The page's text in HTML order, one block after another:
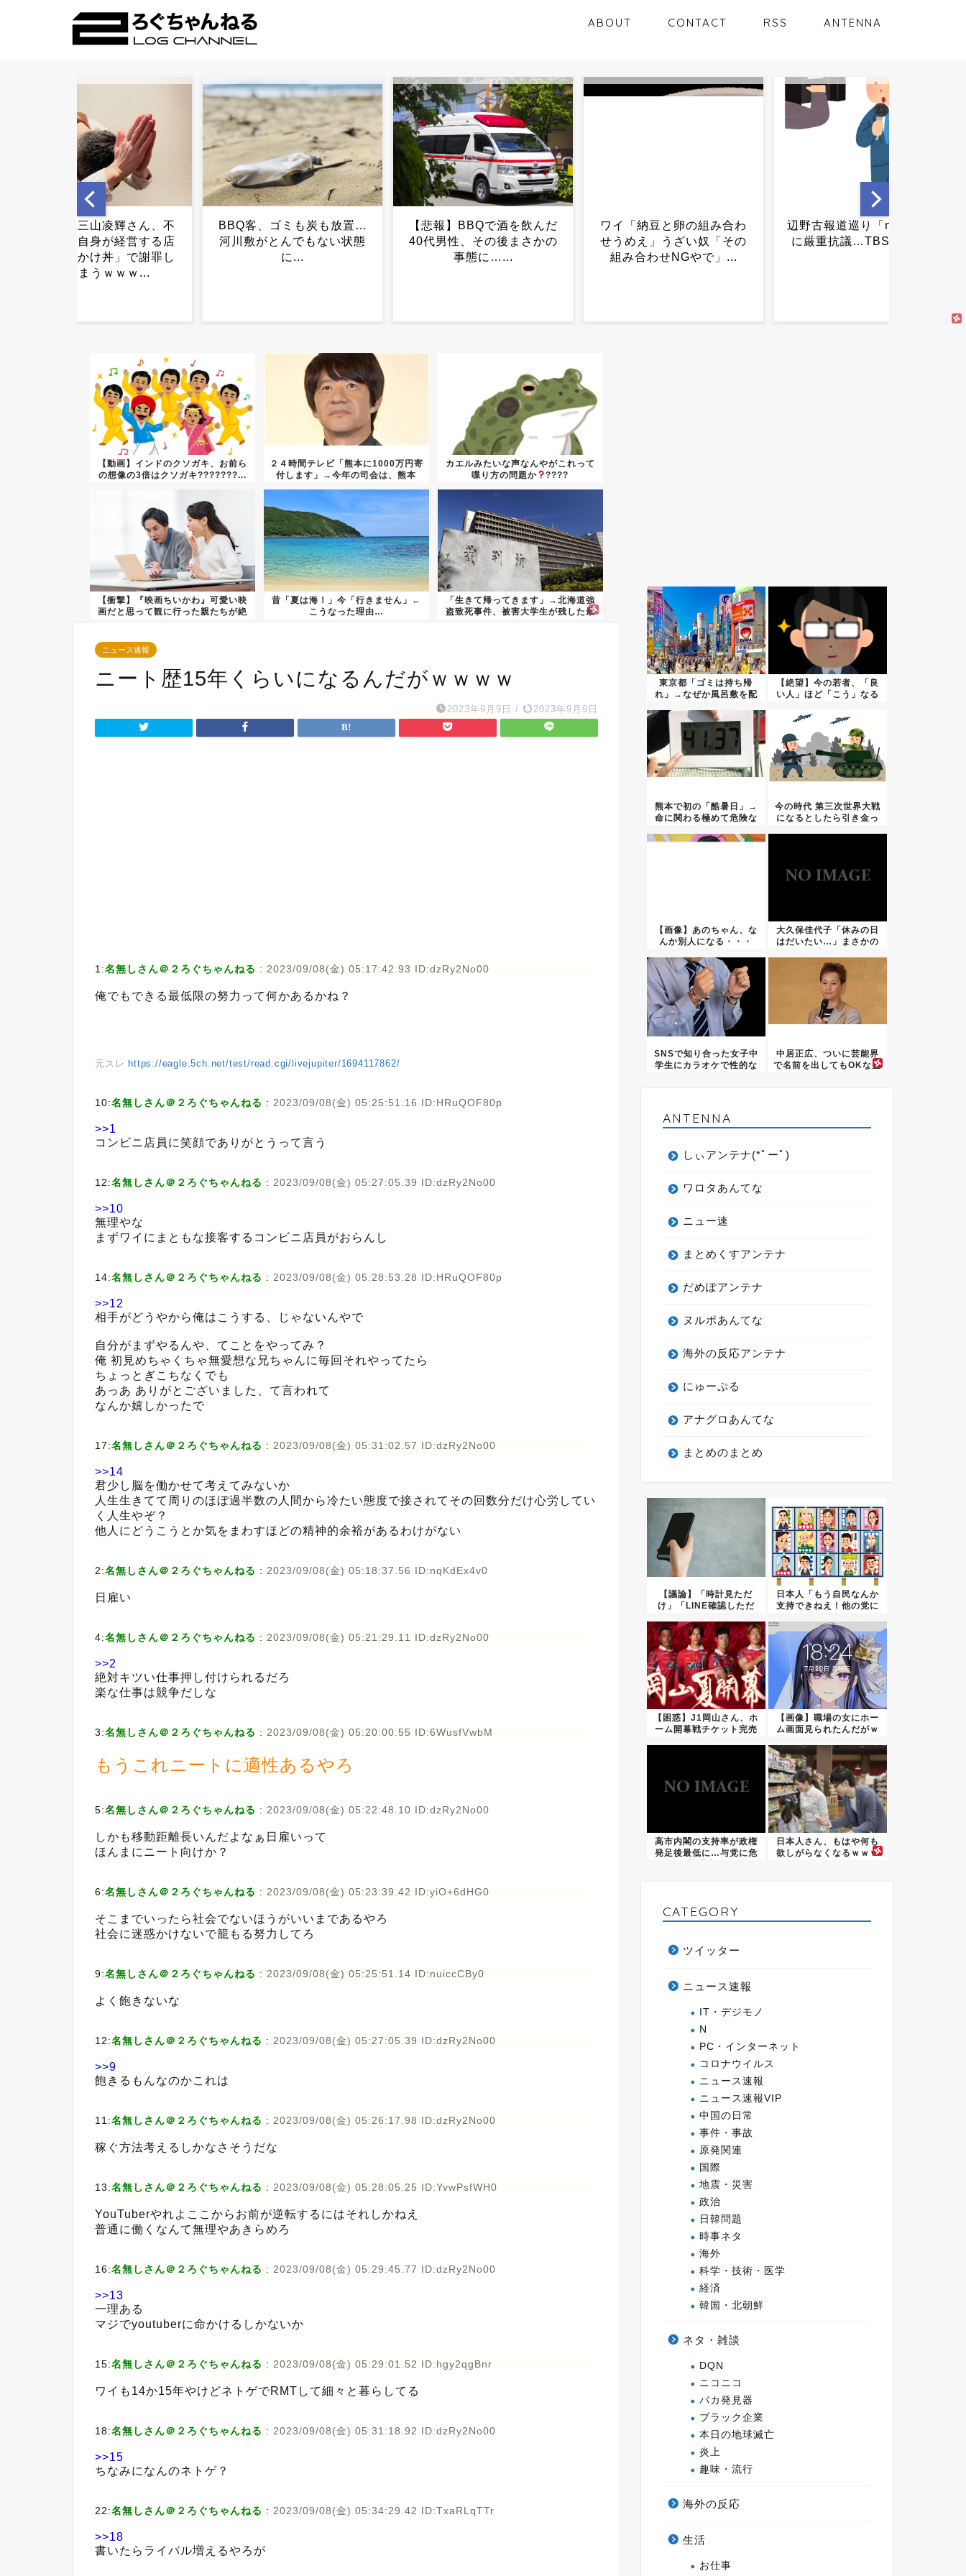
ABOUT CONTACT RSS ANTENNA
【悲報】BBQで酒を飲んだ
40代男性、その後まさかの
事態に…...
ワイ「納豆と卵の組み合わ
せうめえ」うざい奴「その
組み合わせNGやで」...
辺野古報道巡り「news23」
に厳重抗議…TBSが対応...
高市「２年後、私が責任を
持って戻す」党内「その頃
BBQ客、ゴミも炭も放置…
河川敷がとんでもない状態
に...
【動画】インドのクソガキ、お前ら
の想像の3倍はクソガキ???????...
２４時間テレビ「熊本に1000万円寄
付します」→今年の司会は、熊本
カエルみたいな声なんやがこれって
喋り方の問題か
????
【衝撃】『映画ちいかわ』可愛い映
画だと思って観に行った親たちが絶
昔「夏は海！」今「行きません」←
こうなった理由…
「生きて帰ってきます」→北海道強
盗致死事件、被害大学生が残した最
ニュース速報
ニート歴15年くらいになるんだがｗｗｗｗ
2023年9月9日 / 2023年9月9日
1:名無しさん＠２ろぐちゃんねる : 2023/09/08(金) 05:17:42.93 ID:dzRy2No00
俺でもできる最低限の努力って何かあるかね？
元スレ https://eagle.5ch.net/test/read.cgi/livejupiter/1694117862/
10:名無しさん＠２ろぐちゃんねる : 2023/09/08(金) 05:25:51.16 ID:HRuQOF80p
>>1
コンビニ店員に笑顔でありがとうって言う
12:名無しさん＠２ろぐちゃんねる : 2023/09/08(金) 05:27:05.39 ID:dzRy2No00
>>10
無理やな
まずワイにまともな接客するコンビニ店員がおらんし
14:名無しさん＠２ろぐちゃんねる : 2023/09/08(金) 05:28:53.28 ID:HRuQOF80p
>>12
相手がどうやから俺はこうする、じゃないんやで
自分がまずやるんや、てことをやってみ？
俺 初見めちゃくちゃ無愛想な兄ちゃんに毎回それやってたら
ちょっとぎこちなくでも
あっあ ありがとございました、て言われて
なんか嬉しかったで
17:名無しさん＠２ろぐちゃんねる : 2023/09/08(金) 05:31:02.57 ID:dzRy2No00
>>14
君少し脳を働かせて考えてみないか
人生生きてて周りのほぼ過半数の人間から冷たい態度で接されてその回数分だけ心労してい
く人生やぞ？
他人にどうこうとか気をまわすほどの精神的余裕があるわけがない
2:名無しさん＠２ろぐちゃんねる : 2023/09/08(金) 05:18:37.56 ID:nqKdEx4v0
日雇い
4:名無しさん＠２ろぐちゃんねる : 2023/09/08(金) 05:21:29.11 ID:dzRy2No00
>>2
絶対キツい仕事押し付けられるだろ
楽な仕事は競争だしな
3:名無しさん＠２ろぐちゃんねる : 2023/09/08(金) 05:20:00.55 ID:6WusfVwbM
もうこれニートに適性あるやろ
5:名無しさん＠２ろぐちゃんねる : 2023/09/08(金) 05:22:48.10 ID:dzRy2No00
しかも移動距離長いんだよなぁ日雇いって
ほんまにニート向けか？
6:名無しさん＠２ろぐちゃんねる : 2023/09/08(金) 05:23:39.42 ID:yiO+6dHG0
そこまでいったら社会でないほうがいいまであるやろ
社会に迷惑かけないで籠もる努力してろ
9:名無しさん＠２ろぐちゃんねる : 2023/09/08(金) 05:25:51.14 ID:nuiccCBy0
よく飽きないな
12:名無しさん＠２ろぐちゃんねる : 2023/09/08(金) 05:27:05.39 ID:dzRy2No00
>>9
飽きるもんなのかこれは
11:名無しさん＠２ろぐちゃんねる : 2023/09/08(金) 05:26:17.98 ID:dzRy2No00
稼ぐ方法考えるしかなさそうだな
13:名無しさん＠２ろぐちゃんねる : 2023/09/08(金) 05:28:05.25 ID:YvwPsfWH0
YouTuberやれよここからお前が逆転するにはそれしかねえ
普通に働くなんて無理やあきらめろ
16:名無しさん＠２ろぐちゃんねる : 2023/09/08(金) 05:29:45.77 ID:dzRy2No00
>>13
一理ある
マジでyoutuberに命かけるしかないか
15:名無しさん＠２ろぐちゃんねる : 2023/09/08(金) 05:29:01.52 ID:hgy2qgBnr
ワイも14か15年やけどネトゲでRMTして細々と暮らしてる
18:名無しさん＠２ろぐちゃんねる : 2023/09/08(金) 05:31:18.92 ID:dzRy2No00
>>15
ちなみになんのネトゲ？
22:名無しさん＠２ろぐちゃんねる : 2023/09/08(金) 05:34:29.42 ID:TxaRLqTTr
>>18
書いたらライバル増えるやろが
東京都「ゴミは持ち帰
れ」→なぜか風呂敷を配
【絶望】今の若者、「良
い人」ほど「こう」なる
熊本で初の「酷暑日」→
命に関わる極めて危険な
今の時代 第三次世界大戦
になるとしたら引き金っ
【画像】あのちゃん、な
んか別人になる・・・
大久保佳代子「休みの日
はだいたい…」まさかの
SNSで知り合った女子中
学生にカラオケで性的な
中居正広、ついに芸能界
で名前を出してもOKな空
ANTENNA
しぃアンテナ(*ﾟーﾟ)
ワロタあんてな
ニュー速
まとめくすアンテナ
だめぽアンテナ
ヌルポあんてな
海外の反応アンテナ
にゅーぷる
アナグロあんてな
まとめのまとめ
【議論】「時計見ただ
け」「LINE確認しただ
日本人「もう自民なんか
支持できねえ！他の党に
【困惑】J1岡山さん、ホ
ーム開幕戦チケット完売
【画像】職場の女にホー
ム画面見られたんだがｗ
高市内閣の支持率が政権
発足後最低に…与党に危
日本人さん、もはや何も
欲しがらなくなるｗｗｗ
CATEGORY
ツイッター
ニュース速報
IT・デジモノ
N
PC・インターネット
コロナウイルス
ニュース速報
ニュース速報VIP
中国の日常
事件・事故
原発関連
国際
地震・災害
政治
日韓問題
時事ネタ
海外
科学・技術・医学
経済
韓国・北朝鮮
ネタ・雑談
DQN
ニコニコ
バカ発見器
ブラック企業
本日の地球滅亡
炎上
趣味・流行
海外の反応
生活
お仕事